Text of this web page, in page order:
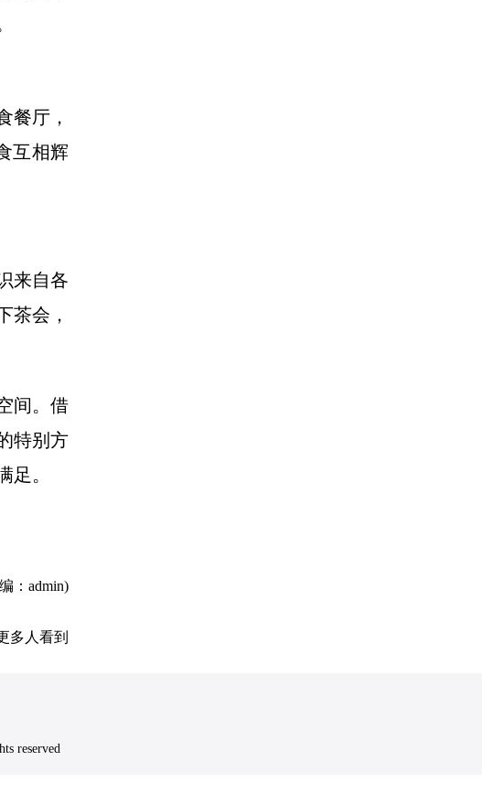
餐厅，
互相辉
来自各
茶会，
间。借
特别方
足。
：admin)
多人看到
reserved